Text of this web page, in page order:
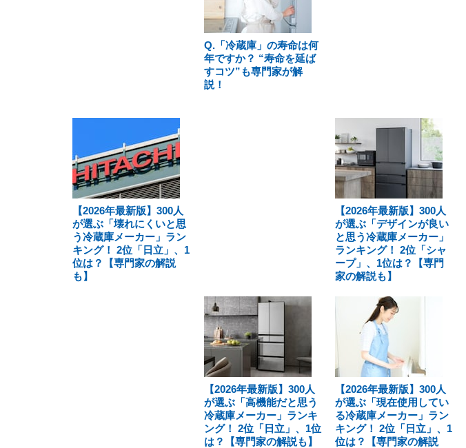
Q.「冷蔵庫」の寿命は何
年ですか？ “寿命を延ば
すコツ”も専門家が解
説！
【2026年最新版】300人
が選ぶ「壊れにくいと思
う冷蔵庫メーカー」ラン
キング！ 2位「日立」、1
位は？【専門家の解説
も】
【2026年最新版】300人
が選ぶ「デザインが良い
と思う冷蔵庫メーカー」
ランキング！ 2位「シャ
ープ」、1位は？【専門
家の解説も】
【2026年最新版】300人
が選ぶ「高機能だと思う
冷蔵庫メーカー」ランキ
ング！ 2位「日立」、1位
は？【専門家の解説も】
【2026年最新版】300人
が選ぶ「現在使用してい
る冷蔵庫メーカー」ラン
キング！ 2位「日立」、1
位は？【専門家の解説